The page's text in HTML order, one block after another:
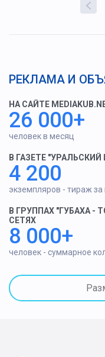
РЕКЛАМА И
НА САЙТЕ
26 000+
человек в месяц
В ГАЗЕТЕ
4 200
экземпляров - тираж
В ГРУППАХ "ГУБАХА -
СЕТЯХ
8 000+
человек - суммарное